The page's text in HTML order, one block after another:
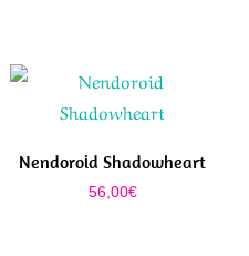
Nendoroid Shadowheart
56,00€